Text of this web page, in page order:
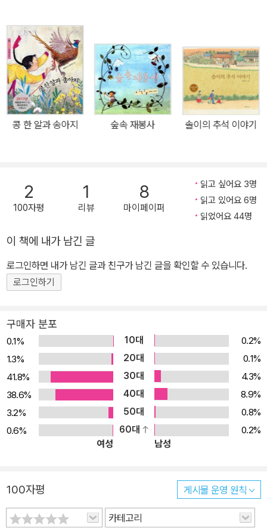
지락. 정말 궁금해서 못 참겠습니다. “우리 집에 놀러 와. 여기 나밖에
없어.” 그래도 나올 생각을 않고 꼼지락거리기만 하네요. “정식으로
초대할게!” 그러자 사뿐, 누군가가 책 밖으로 나옵니다. 뜻밖에도 범
이가 좋아하는 백설공주입니다. 범이는 점점 책에 빠집니다. 흥부네
아이들을 부르고, 동물들이 우르르 나오고……. 손님들을 잔뜩 불렀으
니 뭐 하고 놀지? 고민하던 범이는 어떤 책을 발견하곤 그 속으로 스
르르 들어갑니다. 범이는 어디에 간 걸까요? 범이는 무사히 돌아올까
겠다.’, ‘백설공주와 일곱 난장이들이 사는 숲 속 오두막집에 실제로
가보면 얼마나 좋을까?’, ‘도깨비방망이를 얻을 수 있다면.’ 같은 상상
말이지요. 이런 상상처럼 책 속 주인공이 책 밖으로 나와서 친구가 되
겪는다면 어떨까요? 『책이 꼼지락꼼지락』은 바로 이런 책과 관련된
신 나고 즐거운 상상을 이야기합니다. “지금 책장을 가만히 들여다보
세요. 책 속 인물들이 꼼지락꼼지락 나를 만나고 싶어 안달을 부리고
상보다 더 멋진 이야기가 눈앞에서 펼쳐질 거예요.” 아이들에게 상상
의 나래를 펴게 하고 책 읽기의 재미를 알게 하는 신기하고 사랑스런
책입니다. [책 특징] 책과 친해지는 첫걸음, 책으로 놀기 『책이 꼼지
락꼼지락』에 나오는 주인공 범이는 우리 주변에서 흔히 볼 수 있는 지
극히 평범한 아이입니다. 책 읽기 싫어하고 게임 좋아하고 놀기 좋아
하는 개구쟁이지요. 범이는 오늘도 게임만 한다고 엄마한테 혼이 났
습니다. 풀이 죽어 방으로 들어와 책을 펼치지만 책이 눈에 들어올 리
가 없죠. 홧김에 내동댕이친 책이 몇 번 구르다가 툭 섰습니다. 그걸
이란 책은 다 모아 쌓고 세워서 멋진 집을 만듭니다. 책은 꼭 읽어야
한다는 강박관념에서 벗어나 책이 좋은 장난감이 될 수 있음을 보여
주고 있습니다. 책을 장난감처럼 가지고 놀기! 책과 친해지는 첫걸음
콩 한 알과 송아지 숲속 재봉사 솔이의 추석 이야기
2
100자평
1
리뷰
8
마이페이퍼
읽고 싶어요 3명
읽고 있어요 6명
읽었어요 44명
이 책에 내가 남긴 글
로그인하면 내가 남긴 글과 친구가 남긴 글을 확인할 수 있습니다.
로그인하기
구매자 분포
0.1% 10대
0.2%
1.3%
20대
0.1%
41.8%
30대
4.3%
38.6%
40대
8.9%
3.2%
50대
0.8%
0.6%
60대
0.2%
여성
남성
100자평 게시물 운영 원칙
카테고리